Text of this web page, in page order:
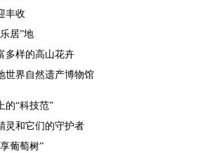
丰收
居”地
多样的高山花卉
世界自然遗产博物馆
的“科技范”
灵和它们的守护者
葡萄树”